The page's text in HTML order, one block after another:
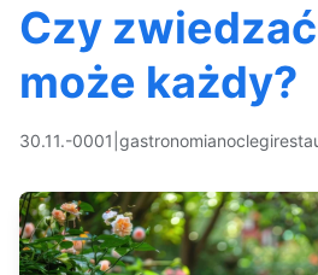
Czy
może każdy?
30.11.-0001 gastronomianoclegi